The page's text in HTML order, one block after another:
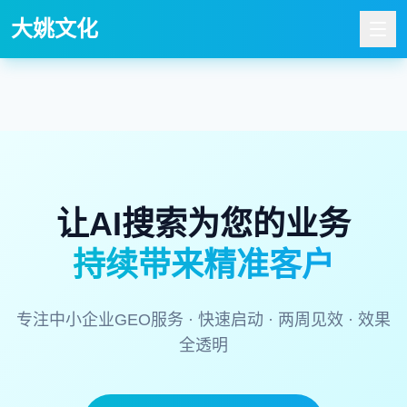
大姚文化
让AI搜索为您的业务
持续带来精准客户
专注中小企业GEO服务 · 快速启动 · 两周见效 · 效果
全透明